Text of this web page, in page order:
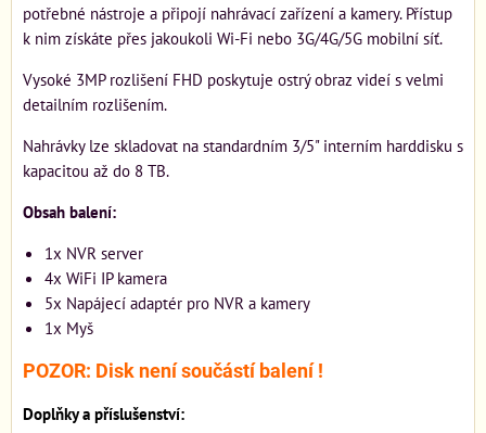
potřebné nástroje a připojí nahrávací zařízení a kamery. Přístup
k nim získáte přes jakoukoli Wi-Fi nebo 3G/4G/5G mobilní síť.
Vysoké 3MP rozlišení FHD poskytuje ostrý obraz videí s velmi
detailním rozlišením.
Nahrávky lze skladovat na standardním 3/5" interním harddisku s
kapacitou až do 8 TB.
Obsah balení:
1x NVR server
4x WiFi IP kamera
5x Napájecí adaptér pro NVR a kamery
1x Myš
POZOR: Disk není součástí balení !
Doplňky a příslušenství: